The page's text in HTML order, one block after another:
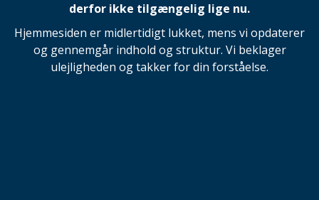
derfor ikke tilgængelig lige nu.
Hjemmesiden er midlertidigt lukket, mens vi opdaterer
og gennemgår indhold og struktur. Vi beklager
ulejligheden og takker for din forståelse.